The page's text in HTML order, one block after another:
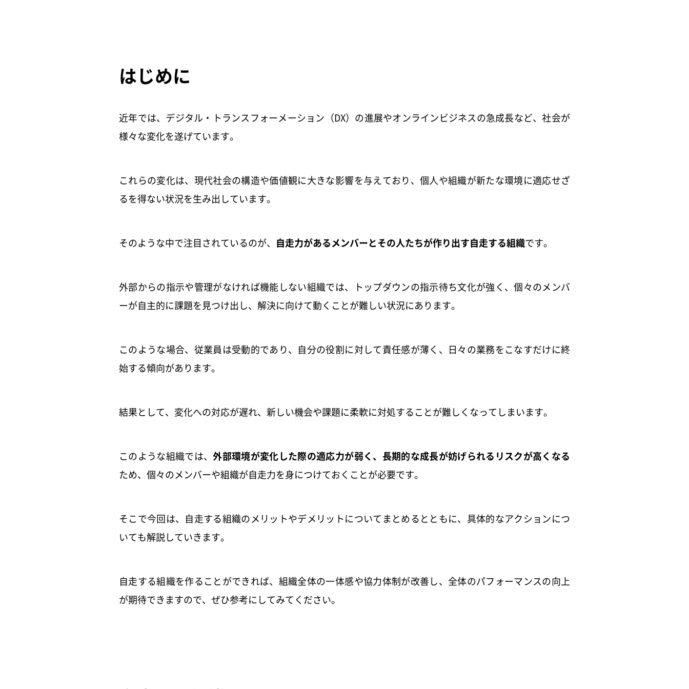
はじめに
近年では、デジタル・トランスフォーメーション（DX）の進展やオンラインビジネスの急成長など、社会が
様々な変化を遂げています。
これらの変化は、現代社会の構造や価値観に大きな影響を与えており、個人や組織が新たな環境に適応せざ
るを得ない状況を生み出しています。
そのような中で注目されているのが、 自走力があるメンバーとその人たちが作り出す自走する組織です。
外部からの指示や管理がなければ機能しない組織では、トップダウンの指示待ち文化が強く、個々のメンバ
ーが自主的に課題を見つけ出し、解決に向けて動くことが難しい状況にあります。
このような場合、従業員は受動的であり、自分の役割に対して責任感が薄く、日々の業務をこなすだけに終
始する傾向があります。
結果として、変化への対応が遅れ、新しい機会や課題に柔軟に対処することが難しくなってしまいます。
このような組織では、外部環境が変化した際の適応力が弱く、長期的な成長が妨げられるリスクが高くなる
ため、個々のメンバーや組織が自走力を身につけておくことが必要です。
そこで今回は、自走する組織のメリットやデメリットについてまとめるとともに、具体的なアクションにつ
いても解説していきます。
自走する組織を作ることができれば、組織全体の一体感や協力体制が改善し、全体のパフォーマンスの向上
が期待できますので、ぜひ参考にしてみてください。